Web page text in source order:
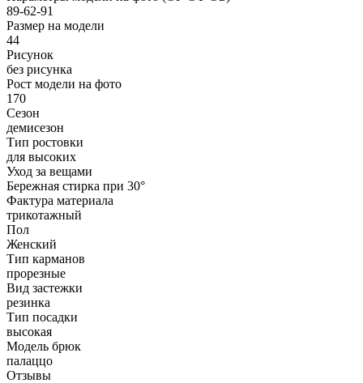
89-62-91
Размер на модели
44
Рисунок
без рисунка
Рост модели на фото
170
Сезон
демисезон
Тип ростовки
для высоких
Уход за вещами
Бережная стирка при 30°
Фактура материала
трикотажный
Пол
Женский
Тип карманов
прорезные
Вид застежки
резинка
Тип посадки
высокая
Модель брюк
палаццо
Отзывы